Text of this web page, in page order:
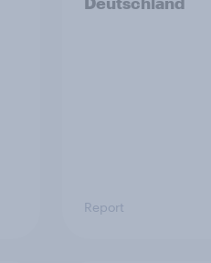
Report